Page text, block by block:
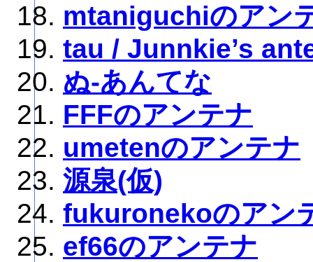
mtaniguchiのアン
tau / Junnkie’s
ぬ-あんてな
FFFのアンテナ
umetenのアンテナ
源泉(仮)
fukuronekoのアン
ef66のアンテナ